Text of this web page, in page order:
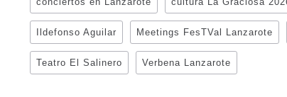
Ildefonso Aguilar Meetings FesTVal Lanzarote
Teatro El Salinero Verbena Lanzarote